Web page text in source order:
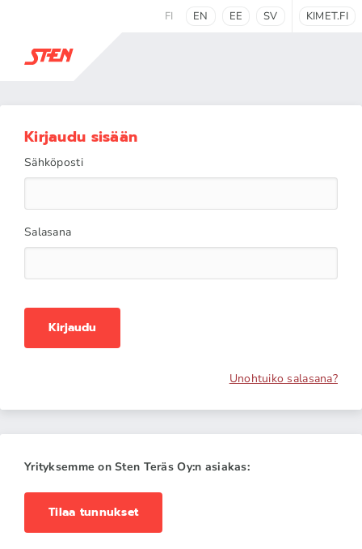
FI EN EE SV KIMET.FI
Kirjaudu sisään
Sähköposti
Salasana
Kirjaudu
Unohtuiko salasana?
Yrityksemme on Sten Teräs Oy:n asiakas:
Tilaa tunnukset